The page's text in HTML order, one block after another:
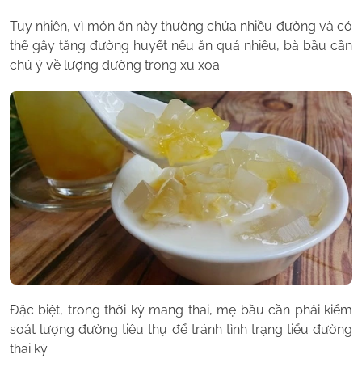
Tuy nhiên, vì món ăn này thường chứa nhiều đường và có
thể gây tăng đường huyết nếu ăn quá nhiều, bà bầu cần
chú ý về lượng đường trong xu xoa.
Đặc biệt, trong thời kỳ mang thai, mẹ bầu cần phải kiểm
soát lượng đường tiêu thụ để tránh tình trạng tiểu đường
thai kỳ.